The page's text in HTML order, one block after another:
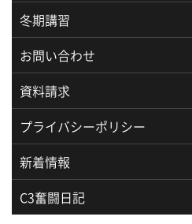
冬期講習
お問い合わせ
資料請求
プライバシーポリシー
新着情報
C3奮闘日記